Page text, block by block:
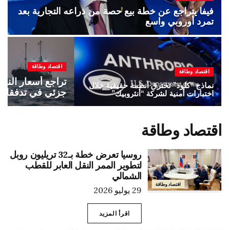
فيفا يتراجع عن خطة بيع حصة من ذراعه التجارية بعد
تمرد أوروبي واسع
اقتصاد وطاقة
نماذج “كلود” تخترق أنظمة حقيقية خلال
اختبارات أمنية لشركة “أنثروبيك”
اقتصاد وطاقة
تراجع أسعار
جزئي في
اقتصاد وطاقة
اقتصاد وطاقة
روسيا تعرض خطة بـ32 تريليون روبل
لتطوير الممر النقل العابر للقطب
الشمالي
29 يوليو 2026
اقرأ المزيد